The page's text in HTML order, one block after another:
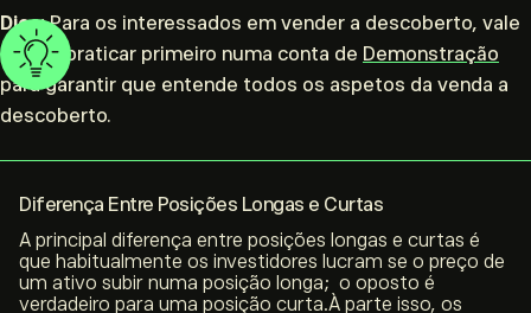
Dica:Para os interessados ​​em vender a descoberto, vale
a pena praticar primeiro numa conta de Demonstração
para garantir que entende todos os aspetos da venda a
descoberto.
Diferença Entre Posições Longas e Curtas
A principal diferença entre posições longas e curtas é
que habitualmente os investidores lucram se o preço de
um ativo subir numa posição longa; o oposto é
verdadeiro para uma posição curta.À parte isso, os